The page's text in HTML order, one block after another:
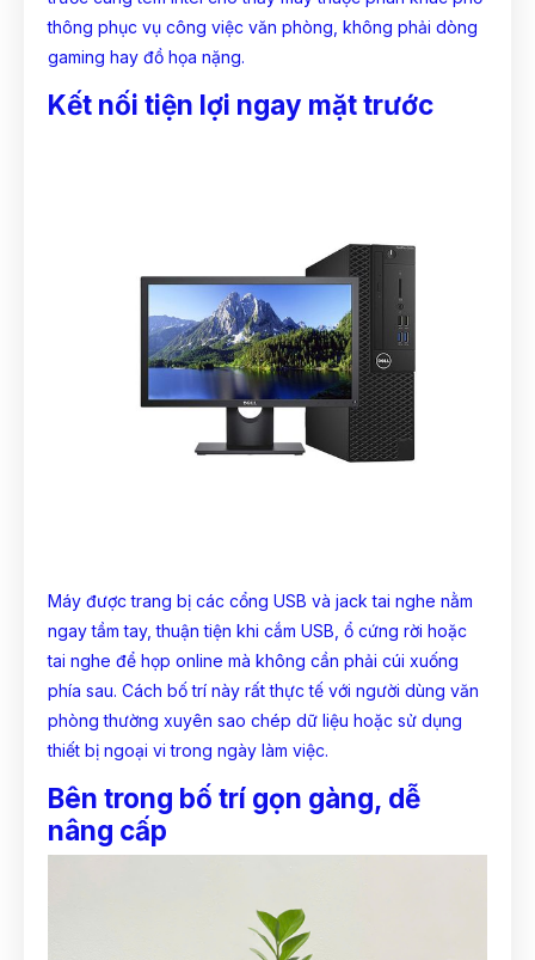
thông phục vụ công việc văn phòng, không phải dòng
gaming hay đồ họa nặng.
Kết nối tiện lợi ngay mặt trước
Máy được trang bị các cổng USB và jack tai nghe nằm
ngay tầm tay, thuận tiện khi cắm USB, ổ cứng rời hoặc
tai nghe để họp online mà không cần phải cúi xuống
phía sau. Cách bố trí này rất thực tế với người dùng văn
phòng thường xuyên sao chép dữ liệu hoặc sử dụng
thiết bị ngoại vi trong ngày làm việc.
Bên trong bố trí gọn gàng, dễ
nâng cấp